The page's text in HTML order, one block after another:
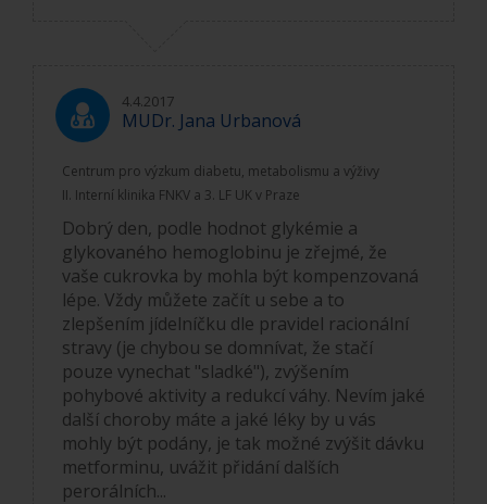
4.4.2017
MUDr. Jana Urbanová
Centrum pro výzkum diabetu, metabolismu a výživy
II. Interní klinika FNKV a 3. LF UK v Praze
Dobrý den, podle hodnot glykémie a
glykovaného hemoglobinu je zřejmé, že
vaše cukrovka by mohla být kompenzovaná
lépe. Vždy můžete začít u sebe a to
zlepšením jídelníčku dle pravidel racionální
stravy (je chybou se domnívat, že stačí
pouze vynechat "sladké"), zvýšením
pohybové aktivity a redukcí váhy. Nevím jaké
další choroby máte a jaké léky by u vás
mohly být podány, je tak možné zvýšit dávku
metforminu, uvážit přidání dalších
perorálních...